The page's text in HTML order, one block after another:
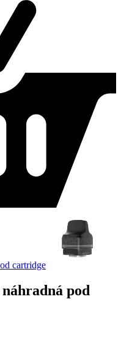
cartridge
pod